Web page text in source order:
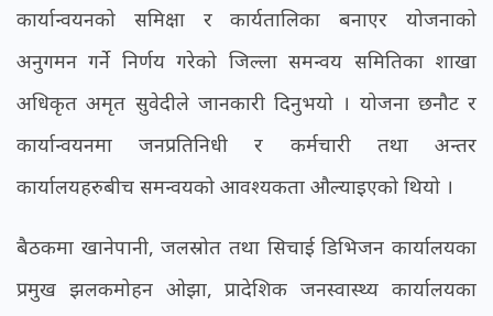
कार्यान्वयनको समिक्षा र कार्यतालिका बनाएर योजनाको
अनुगमन गर्ने निर्णय गरेको जिल्ला समन्वय समितिका शाखा
अधिकृत अमृत सुवेदीले जानकारी दिनुभयो । योजना छनौट र
कार्यान्वयनमा जनप्रतिनिधी र कर्मचारी तथा अन्तर
कार्यालयहरुबीच समन्वयको आवश्यकता औल्याइएको थियो ।
बैठकमा खानेपानी, जलस्रोत तथा सिचाई डिभिजन कार्यालयका
प्रमुख झलकमोहन ओझा, प्रादेशिक जनस्वास्थ्य कार्यालयका